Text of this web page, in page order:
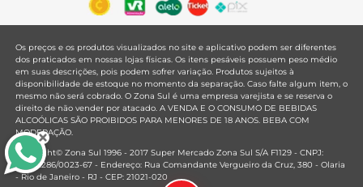
Os preços e os produtos visualizados no site e aplicativo podem ser diferentes
dos praticados em nossas lojas físicas. Os itens pesáveis possuem peso médio
em suas descrições, pois podem sofrer variação. Produtos sujeitos à
disponibilidade de estoque no momento da separação. Caso falte algum item, o
mesmo não será cobrado. O Zona Sul é uma empresa varejista e se reserva o
direito de não vender por atacado. A VENDA E O CONSUMO DE BEBIDAS
ALCOÓLICAS SÃO PROIBIDOS PARA MENORES DE 18 ANOS. BEBA COM
MODERAÇÃO.
Copyright© Zona Sul 1996 - 2017 Super Mercado Zona Sul S/A F1129 - CNPJ:
33.381.286/0023-67 - Endereço: Rua Comandante Vergueiro da Cruz, 380 - Olaria
- Rio de Janeiro - RJ - CEP: 21021-020